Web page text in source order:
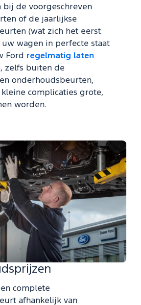
bij de voorgeschreven
of de jaarlijkse
(wat zich het eerst
wagen in perfecte staat
Ford regelmatig laten
, zelfs buiten de
onderhoudsbeurten,
complicaties grote,
worden.
complete
afhankelijk van